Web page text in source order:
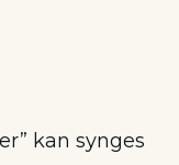
kan synges